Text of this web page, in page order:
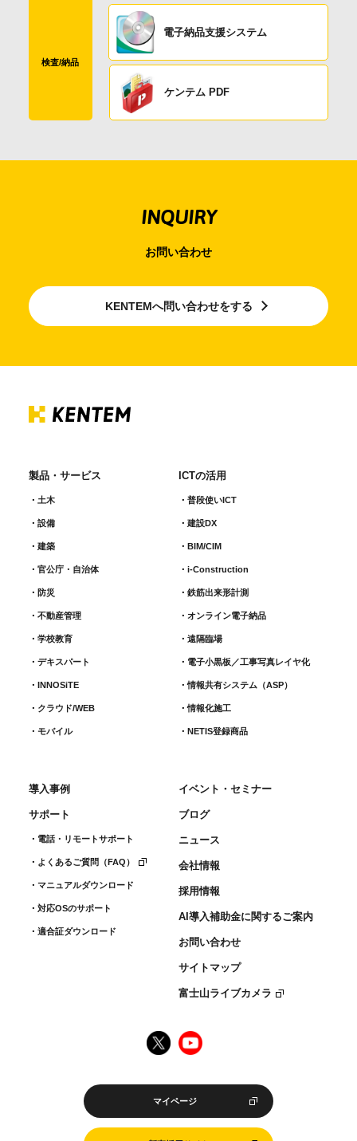
検査/納品
電子納品支援システム
ケンテム PDF
INQUIRY
お問い合わせ
KENTEMへ問い合わせをする
製品・サービス
土木
設備
建築
官公庁・自治体
防災
不動産管理
学校教育
デキスパート
INNOSiTE
クラウド/WEB
モバイル
ICTの活用
普段使いICT
建設DX
BIM/CIM
i-Construction
鉄筋出来形計測​
オンライン電子納品
遠隔臨場
電子小黒板／工事写真レイヤ化
情報共有システム（ASP）
情報化施工
NETIS登録商品
導入事例
サポート
電話・リモートサポート
よくあるご質問（FAQ）
マニュアルダウンロード
対応OSのサポート
適合証ダウンロード
イベント・セミナー
ブログ
ニュース
会社情報
採用情報
AI導入補助金に関するご案内
お問い合わせ
サイトマップ
富士山ライブカメラ
マイページ